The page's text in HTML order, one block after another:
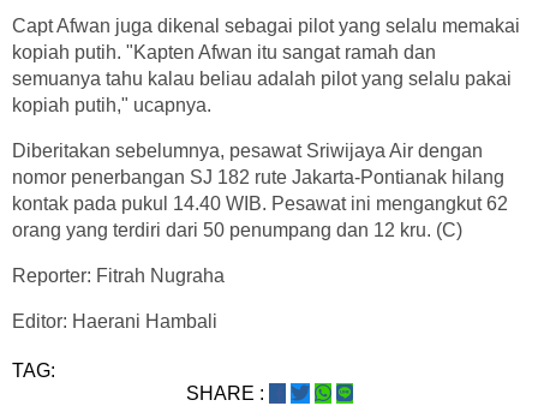
Capt Afwan juga dikenal sebagai pilot yang selalu memakai
kopiah putih. "Kapten Afwan itu sangat ramah dan
semuanya tahu kalau beliau adalah pilot yang selalu pakai
kopiah putih," ucapnya.
Diberitakan sebelumnya, pesawat Sriwijaya Air dengan
nomor penerbangan SJ 182 rute Jakarta-Pontianak hilang
kontak pada pukul 14.40 WIB. Pesawat ini mengangkut 62
orang yang terdiri dari 50 penumpang dan 12 kru. (C)
Reporter: Fitrah Nugraha
Editor: Haerani Hambali
TAG:
SHARE :